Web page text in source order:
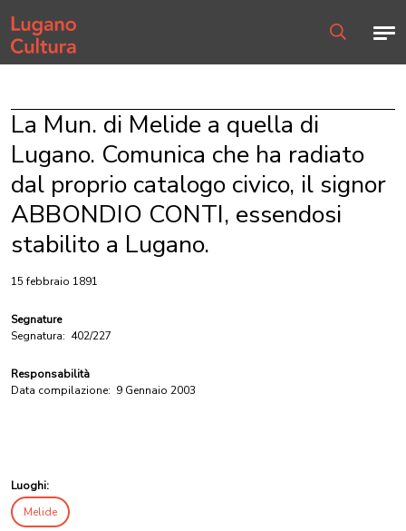
Home page
La Mun. di Melide a quella di
Lugano. Comunica che ha radiato
dal proprio catalogo civico, il signor
ABBONDIO CONTI, essendosi
stabilito a Lugano.
15 febbraio 1891
Segnature
Segnatura: 402/227
Responsabilità
Data compilazione: 9 Gennaio 2003
Luoghi:
Melide